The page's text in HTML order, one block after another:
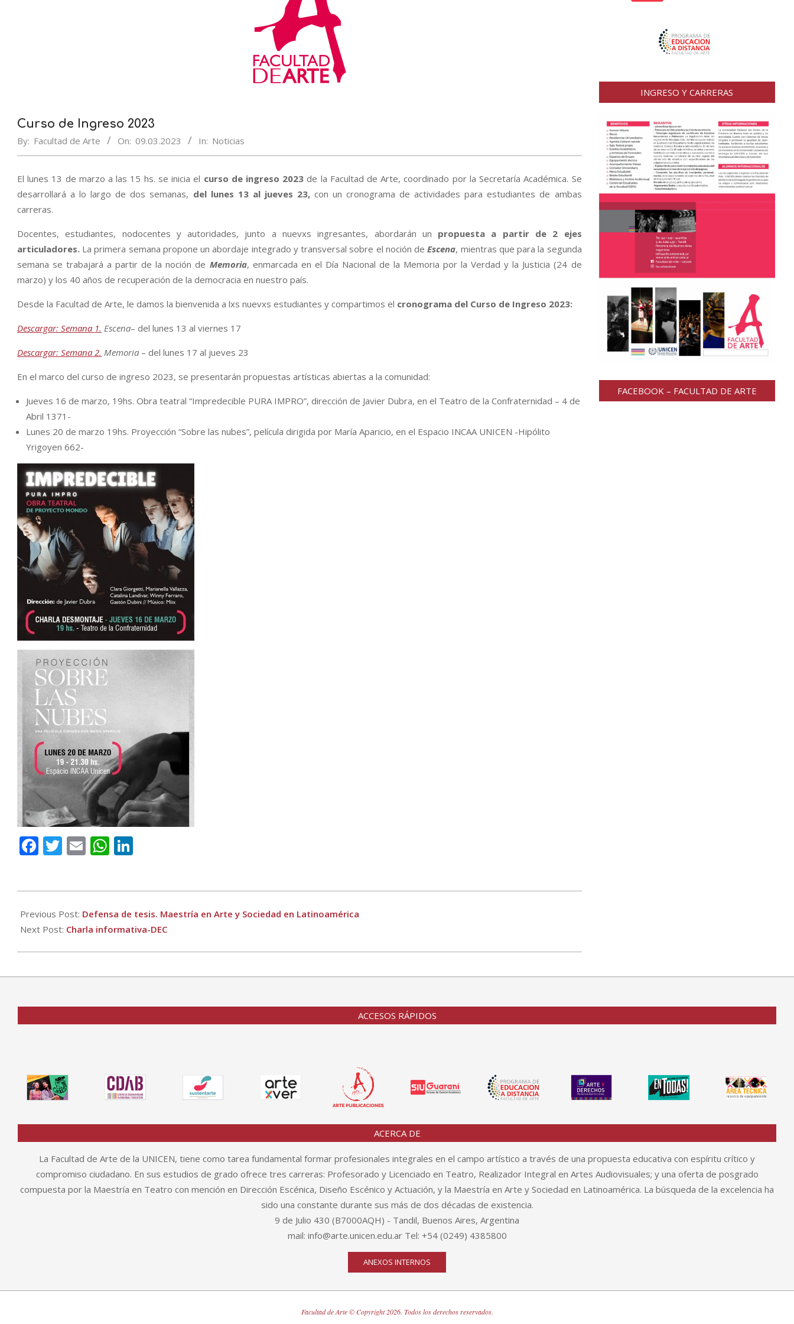
Curso de Ingreso 2023
By: Facultad de Arte On: 09.03.2023 In: Noticias
El lunes 13 de marzo a las 15 hs. se inicia el curso de ingreso 2023 de la Facultad de Arte, coordinado por la Secretaría Académica. Se
desarrollará a lo largo de dos semanas, del lunes 13 al jueves 23,con un cronograma de actividades para estudiantes de ambas
carreras.
Docentes, estudiantes, nodocentes y autoridades, junto a nuevxs ingresantes, abordarán un propuesta a partir de 2 ejes
articuladores. La primera semana propone un abordaje integrado y transversal sobre el noción de Escena, mientras que para la segunda
semana se trabajará a partir de la noción de Memoria, enmarcada en el Día Nacional de la Memoria por la Verdad y la Justicia (24 de
marzo) y los 40 años de recuperación de la democracia en nuestro país.
Desde la Facultad de Arte, le damos la bienvenida a lxs nuevxs estudiantes y compartimos el cronograma del Curso de Ingreso 2023:
Descargar: Semana 1. Escena– del lunes 13 al viernes 17
Descargar: Semana 2. Memoria – del lunes 17 al jueves 23
En el marco del curso de ingreso 2023, se presentarán propuestas artísticas abiertas a la comunidad:
Jueves 16 de marzo, 19hs. Obra teatral “Impredecible PURA IMPRO”, dirección de Javier Dubra, en el Teatro de la Confraternidad – 4 de
Abril 1371-
Lunes 20 de marzo 19hs. Proyección “Sobre las nubes”, película dirigida por María Aparicio, en el Espacio INCAA UNICEN -Hipólito
Yrigoyen 662-
Facebook
Twitter
EmailWhatsApp
03-
09
Previous Post: Defensa de tesis. Maestría en Arte y Sociedad en Latinoamérica
Next Post: Charla informativa-DEC
INGRESO Y CARRERAS
FACEBOOK – FACULTAD DE ARTE
ACCESOS RÁPIDOS
ACERCA DE
La Facultad de Arte de la UNICEN, tiene como tarea fundamental formar profesionales integrales en el campo artístico a través de una propuesta educativa con espíritu crítico y
compromiso ciudadano. En sus estudios de grado ofrece tres carreras: Profesorado y Licenciado en Teatro, Realizador Integral en Artes Audiovisuales; y una oferta de posgrado
compuesta por la Maestría en Teatro con mención en Dirección Escénica, Diseño Escénico y Actuación, y la Maestría en Arte y Sociedad en Latinoamérica. La búsqueda de la excelencia ha
sido una constante durante sus más de dos décadas de existencia.
9 de Julio 430 (B7000AQH) - Tandil, Buenos Aires, Argentina
mail: info@arte.unicen.edu.ar Tel: +54 (0249) 4385800
ANEXOS INTERNOS
Facultad de Arte © Copyright 2026. Todos los derechos reservados.